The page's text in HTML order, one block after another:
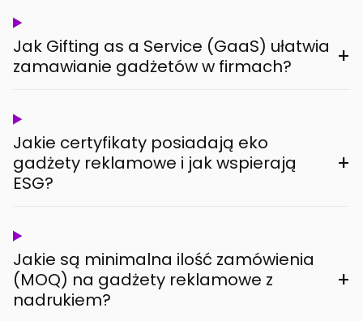
Jak Gifting as a Service (GaaS) ułatwia
zamawianie gadżetów w firmach?
+
Jakie certyfikaty posiadają eko
gadżety reklamowe i jak wspierają
ESG?
+
Jakie są minimalna ilość zamówienia
(MOQ) na gadżety reklamowe z
nadrukiem?
+